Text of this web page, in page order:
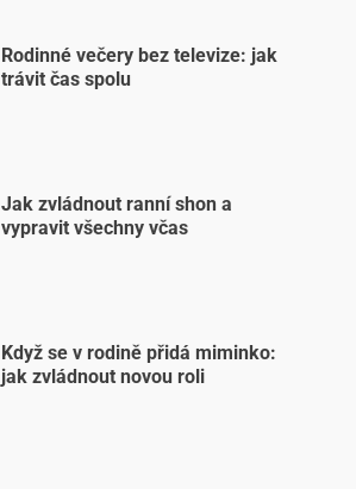
Rodinné večery bez televize: jak
trávit čas spolu
Jak zvládnout ranní shon a
vypravit všechny včas
Když se v rodině přidá miminko:
jak zvládnout novou roli